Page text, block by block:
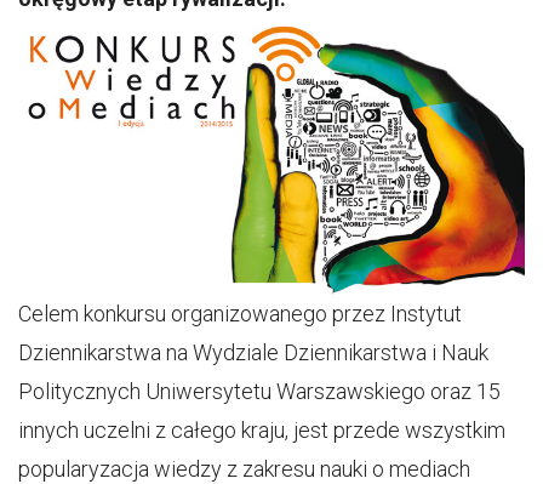
Celem konkursu organizowanego przez Instytut
Dziennikarstwa na Wydziale Dziennikarstwa i Nauk
Politycznych Uniwersytetu Warszawskiego oraz 15
innych uczelni z całego kraju, jest przede wszystkim
popularyzacja wiedzy z zakresu nauki o mediach